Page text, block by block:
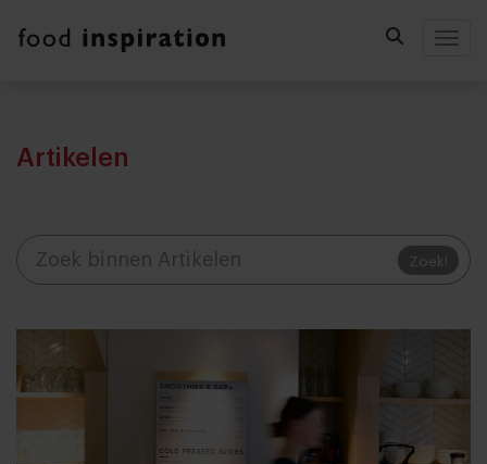
Artikelen
Zoek!